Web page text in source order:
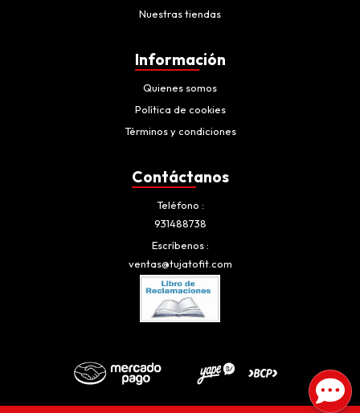
Nuestras tiendas
Información
Quienes somos
Política de cookies
Términos y condiciones
Contáctanos
Teléfono
931488738
Escríbenos
ventas@tujatofit.com